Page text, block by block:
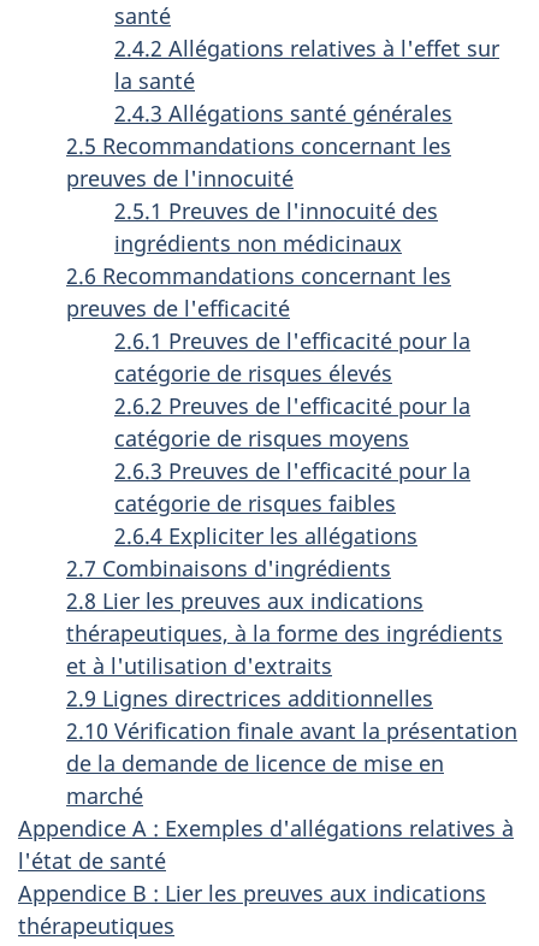
santé
2.4.2 Allégations relatives à l'effet sur
la santé
2.4.3 Allégations santé générales
2.5 Recommandations concernant les
preuves de l'innocuité
2.5.1 Preuves de l'innocuité des
ingrédients non médicinaux
2.6 Recommandations concernant les
preuves de l'efficacité
2.6.1 Preuves de l'efficacité pour la
catégorie de risques élevés
2.6.2 Preuves de l'efficacité pour la
catégorie de risques moyens
2.6.3 Preuves de l'efficacité pour la
catégorie de risques faibles
2.6.4 Expliciter les allégations
2.7 Combinaisons d'ingrédients
2.8 Lier les preuves aux indications
thérapeutiques, à la forme des ingrédients
et à l'utilisation d'extraits
2.9 Lignes directrices additionnelles
2.10 Vérification finale avant la présentation
de la demande de licence de mise en
marché
Appendice A : Exemples d'allégations relatives à
l'état de santé
Appendice B : Lier les preuves aux indications
thérapeutiques